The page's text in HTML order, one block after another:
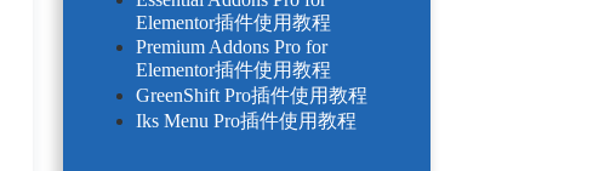
Elementor插件使用教程
Premium Addons Pro for
Elementor插件使用教程
GreenShift Pro插件使用教程
Iks Menu Pro插件使用教程